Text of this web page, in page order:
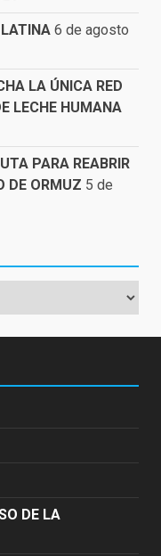
6 de agosto
LA ÚNICA RED
LECHE HUMANA
PARA REABRIR
DE ORMUZ 5 de
DE LA